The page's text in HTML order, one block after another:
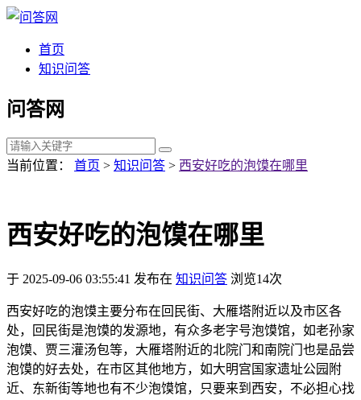
首页
知识问答
问答网
当前位置： 首页 > 知识问答 > 西安好吃的泡馍在哪里
西安好吃的泡馍在哪里
于 2025-09-06 03:55:41 发布在 知识问答 浏览14次
西安好吃的泡馍主要分布在回民街、大雁塔附近以及市区各
处，回民街是泡馍的发源地，有众多老字号泡馍馆，如老孙家
泡馍、贾三灌汤包等，大雁塔附近的北院门和南院门也是品尝
泡馍的好去处，在市区其他地方，如大明宫国家遗址公园附
近、东新街等地也有不少泡馍馆，只要来到西安，不必担心找